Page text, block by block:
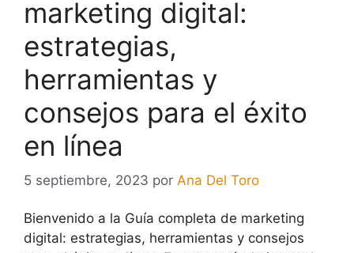
marketing digital:
estrategias,
herramientas y
consejos para el éxito
en línea
5 septiembre, 2023 por Ana Del Toro
Bienvenido a la Guía completa de marketing
digital: estrategias, herramientas y consejos